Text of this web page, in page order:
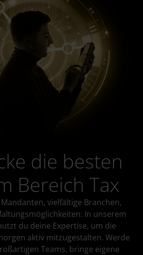
die besten
Bereich Tax
vielfältige Branchen,
In unserem
du deine Expertise, um die
aktiv mitzugestalten. Werde
Teams, bringe eigene